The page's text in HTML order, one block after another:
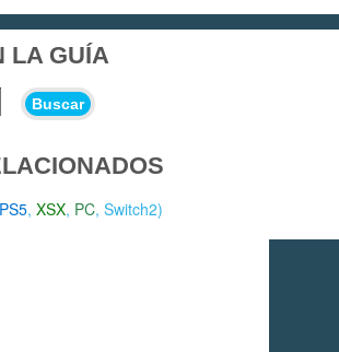
LA GUÍA
Buscar
PS5,XSX, PC,Switch2)